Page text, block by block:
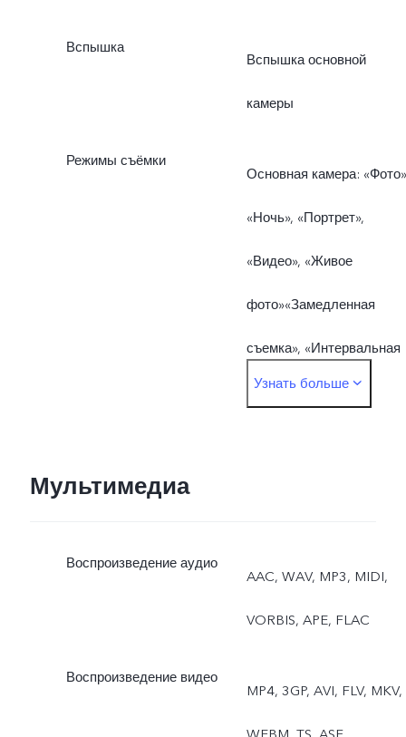
Вспышка
Вспышка основной
камеры
Режимы съёмки
Основная камера:
«Ночь», «Портрет»,
«Видео», «Живое
фото»«Замедленная
съемка», «Интервальная
съемка», «Режим Pro»,
Узнать больше
Мультимедиа
Воспроизведение аудио
AAC, WAV, MP3, MIDI,
VORBIS, APE, FLAC
Воспроизведение видео
MP4, 3GP, AVI, FLV, MKV,